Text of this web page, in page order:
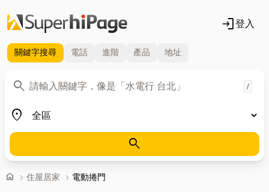
login登入
關鍵字搜尋 電話 進階 產品 地址
search
關鍵字 /
place
地區
search
home 首頁
chevron_right 住屋居家 chevron_right 電動捲門